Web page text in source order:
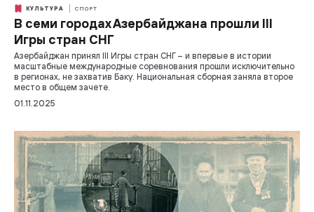
КУЛЬТУРА СПОРТ
В семи городах Азербайджана прошли III
Игры стран СНГ
Азербайджан принял III Игры стран СНГ – и впервые в истории
масштабные международные соревнования прошли исключительно
в регионах, не захватив Баку. Национальная сборная заняла второе
место в общем зачете.
01.11.2025